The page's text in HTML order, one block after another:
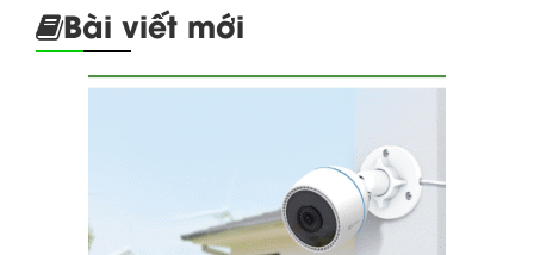
Bài viết mới